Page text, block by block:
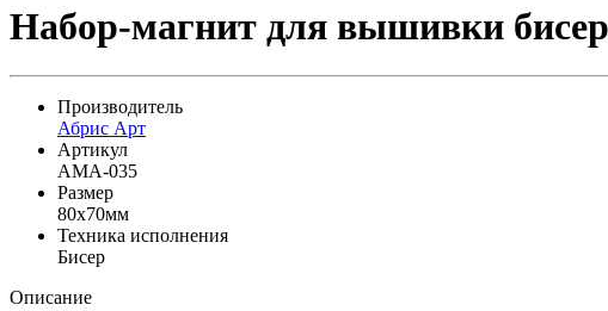
Набор-магнит для вышивки
Производитель
Абрис Арт
Артикул
AMA-035
Размер
80x70мм
Техника исполнения
Бисер
Описание